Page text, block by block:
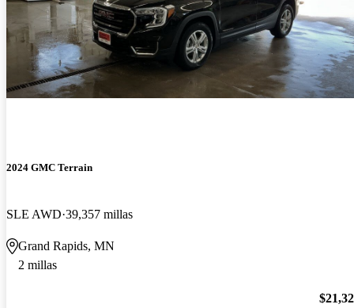
2024 GMC Terrain
SLE AWD 39,357 millas
Grand Rapids, MN
2 millas